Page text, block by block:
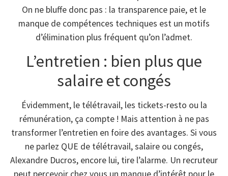
On ne bluffe donc pas : la transparence paie, et le
manque de compétences techniques est un motifs
d’élimination plus fréquent qu’on l’admet.
L’entretien : bien plus que
salaire et congés
Évidemment, le télétravail, les tickets-resto ou la
rémunération, ça compte ! Mais attention à ne pas
transformer l’entretien en foire des avantages. Si vous
ne parlez QUE de télétravail, salaire ou congés,
Alexandre Ducros, encore lui, tire l’alarme. Un recruteur